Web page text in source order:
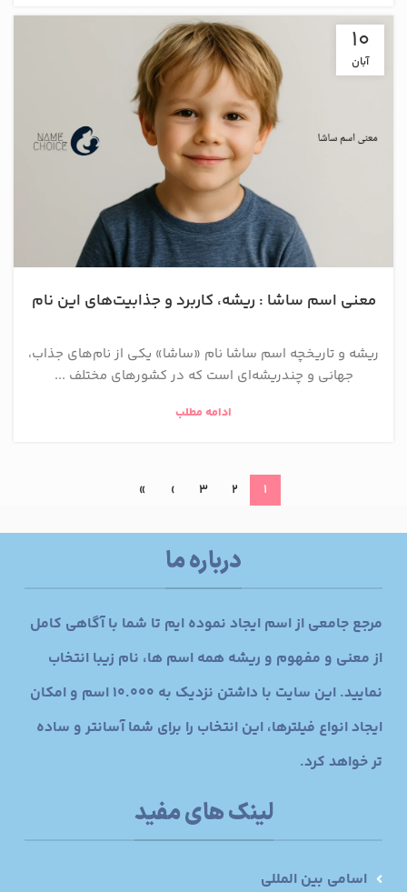
10
آبان
معنی اسم ساشا : ریشه، کاربرد و جذابیت‌های این نام
ریشه و تاریخچه اسم ساشا نام «ساشا» یکی از نام‌های جذاب،
جهانی و چندریشه‌ای است که در کشورهای مختلف ...
ادامه مطلب
1
2
3
›
»
درباره ما
مرجع جامعی از اسم ایجاد نموده ایم تا شما با آگاهی کامل
از معنی و مفهوم و ریشه همه اسم ها، نام زیبا انتخاب
نمایید. این سایت با داشتن نزدیک به 10.000 اسم و امکان
ایجاد انواع فیلترها، این انتخاب را برای شما آسانتر و ساده
تر خواهد کرد.
لینک های مفید
اسامی بین المللی